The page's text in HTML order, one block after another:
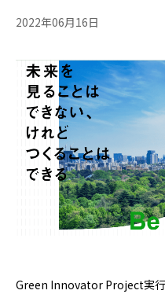
2022年06月16日
Green Innovator Project実行